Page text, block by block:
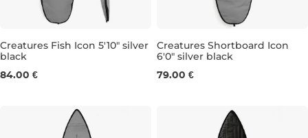
5'10"
Creatures Fish Icon 5'10" silver
black
84.00 € 6'0
Creatures Shortboard Icon
6'0" silver black
79.00 €